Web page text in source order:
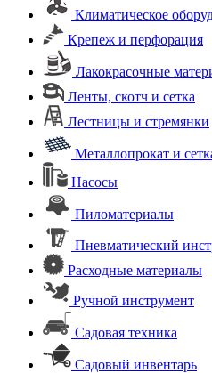
Климатическое
Крепеж и перфорация
Лакокрасочные
Ленты, скотч и сетка
Лестницы и стремянки
Металлопрокат и
Насосы
Пиломатериалы
Пневматический
Расходные материалы
Ручной инструмент
Садовая техника
Садовый инвентарь